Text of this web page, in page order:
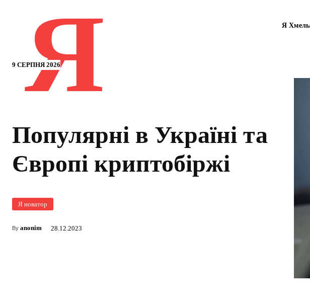
9 СЕРПНЯ 2026
Я Я
Популярні в Україні та
Європі криптобіржі
Я новатор
By anonim 28.12.2023